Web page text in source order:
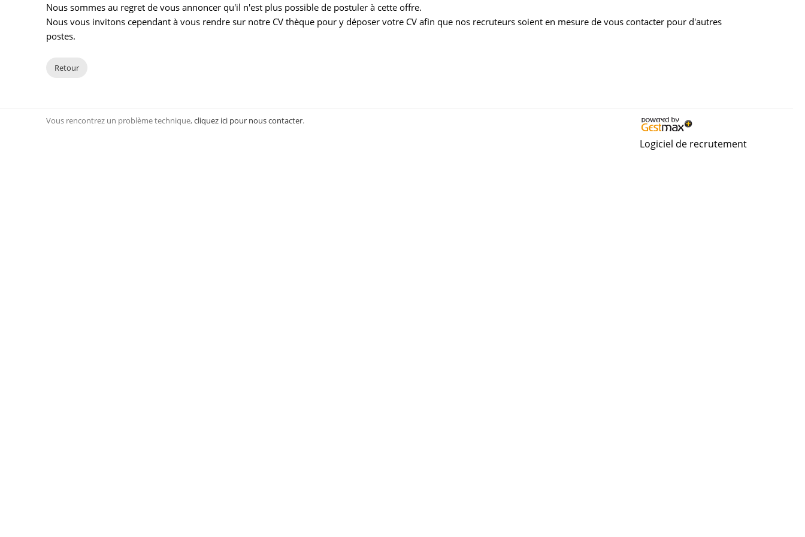
Nous sommes au regret de vous annoncer qu'il n'est plus possible de postuler à cette offre.
Nous vous invitons cependant à vous rendre sur notre CV thèque pour y déposer votre CV afin que nos recruteurs soient en mesure de vous contacter pour d'autres
postes.
Retour
Vous rencontrez un problème technique,cliquez ici pour nous contacter.
Logiciel de recrutement